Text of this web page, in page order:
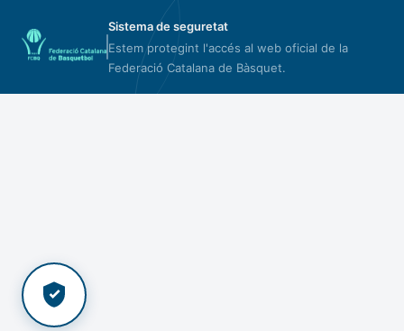
Sistema de seguretat
Estem protegint l'accés al web oficial de la
Federació Catalana de Bàsquet.